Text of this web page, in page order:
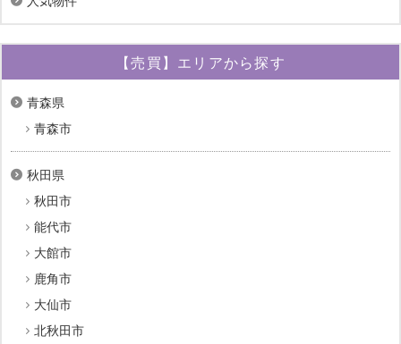
【売買】エリアから探す
青森県
青森市
秋田県
秋田市
能代市
大館市
鹿角市
大仙市
北秋田市